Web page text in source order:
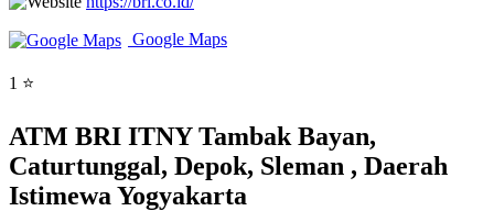
Google Maps
1 ⭐
ATM BRI ITNY Tambak Bayan,
Caturtunggal, Depok, Sleman , Daerah
Istimewa Yogyakarta